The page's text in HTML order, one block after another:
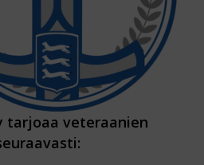
tarjoaa veteraanien